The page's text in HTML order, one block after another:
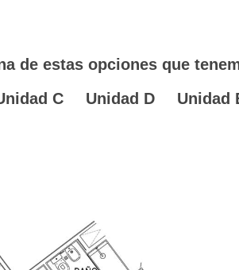
de estas opciones que
C Unidad D Unidad